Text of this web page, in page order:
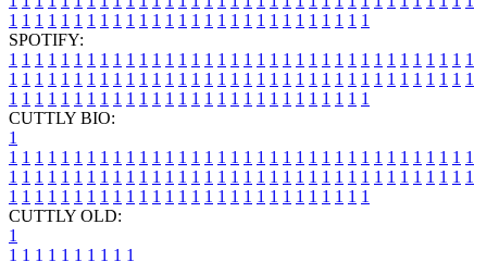
1 1 1 1 1 1 1 1 1 1 1 1 1 1 1 1 1 1 1 1 1 1 1 1 1 1 1 1
SPOTIFY:
1 1 1 1 1 1 1 1 1 1 1 1 1 1 1 1 1 1 1 1 1 1 1 1 1 1 1 1 1 1 1 1 1 1 1 1
1 1 1 1 1 1 1 1 1 1 1 1 1 1 1 1 1 1 1 1 1 1 1 1 1 1 1 1 1 1 1 1 1 1 1 1
1 1 1 1 1 1 1 1 1 1 1 1 1 1 1 1 1 1 1 1 1 1 1 1 1 1 1 1
CUTTLY BIO:
1
1 1 1 1 1 1 1 1 1 1 1 1 1 1 1 1 1 1 1 1 1 1 1 1 1 1 1 1 1 1 1 1 1 1 1 1
1 1 1 1 1 1 1 1 1 1 1 1 1 1 1 1 1 1 1 1 1 1 1 1 1 1 1 1 1 1 1 1 1 1 1 1
1 1 1 1 1 1 1 1 1 1 1 1 1 1 1 1 1 1 1 1 1 1 1 1 1 1 1 1
CUTTLY OLD:
1
1 1 1 1 1 1 1 1 1 1